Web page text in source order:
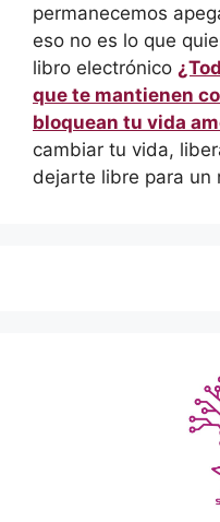
permanecemos
eso no es lo que
libro electrónico
que te mantienen
bloquean tu vida
cambiar tu vida,
dejarte libre para un